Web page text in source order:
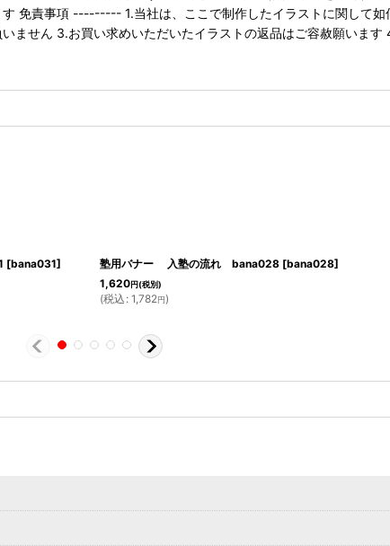
免責事項 --------- 1.当社は、ここで制作したイラストに関して
ません 3.お買い求めいただいたイラストの返品はご容赦願いま
[bana031]
塾用バナー 入塾の流れ bana028 [bana028]
1,620円(税別)
(税込 : 1,782円)